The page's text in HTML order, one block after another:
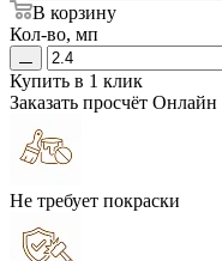
В корзину
Кол-во, мп
Купить в 1 клик
Заказать просчёт Онлайн
Не требует покраски